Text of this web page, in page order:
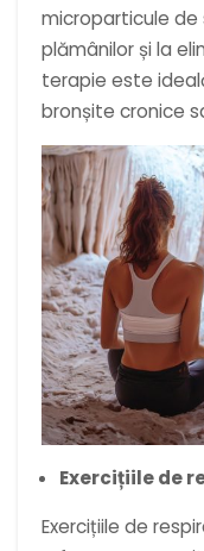
microparticule de
plămânilor și la
terapie este
bronșite cronice
Exercițiile de
Exercițiile de